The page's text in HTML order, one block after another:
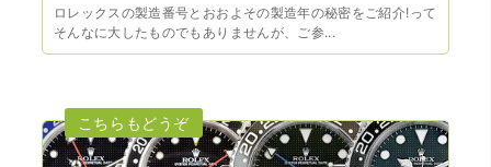
てもらえた事がとてもよかったです。親切な対応で、また
何かあった時にはこちらでお願いしたいと思いました。
ロレックスの製造番号とおおよその製造年の秘密をご紹介!って
そんなに大したものでもありませんが、ご参...